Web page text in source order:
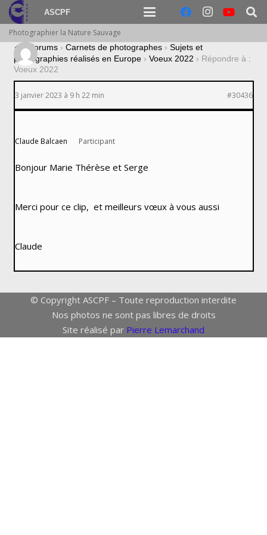
ASCPF
Photographier la Nature Sauvage
› Forums › Carnets de photographes › Sujets et
photographies réalisés en Europe › Voeux 2022 › Répondre à :
Voeux 2022
3 janvier 2023 à 9 h 22 min #30436
Claude Balcaen Participant
Bonjour Marie Thérèse et Serge
Merci pour ce clip, et meilleurs vœux à vous aussi
Claude
© Copyright ASCPF – Toute reproduction interdite
Nos photos ne sont pas libres de droits
Site réalisé par Pierre Lemarchand